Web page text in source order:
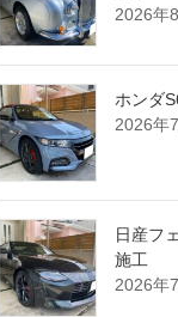
2026年
ホンダ
2026年
日産フ
施工
2026年